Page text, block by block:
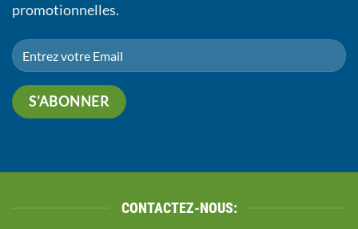
promotionnelles.
CONTACTEZ-NOUS: